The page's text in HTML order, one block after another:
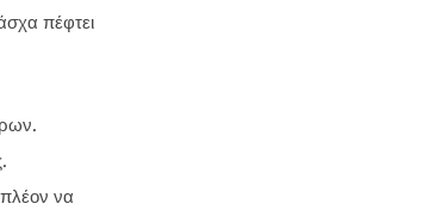
πέφτει
να